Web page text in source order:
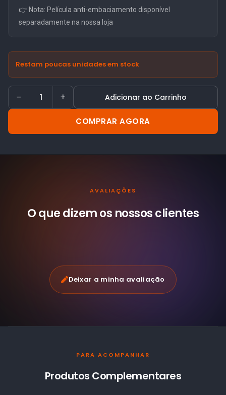
👉 Nota: Película anti-embaciamento disponível
separadamente na nossa loja
Restam poucas unidades em stock
− + Adicionar ao Carrinho
COMPRAR AGORA
AVALIAÇÕES
O que dizem os nossosclientes
Deixar a minha avaliação
PARA ACOMPANHAR
Produtos Complementares